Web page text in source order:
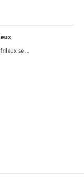
se ...